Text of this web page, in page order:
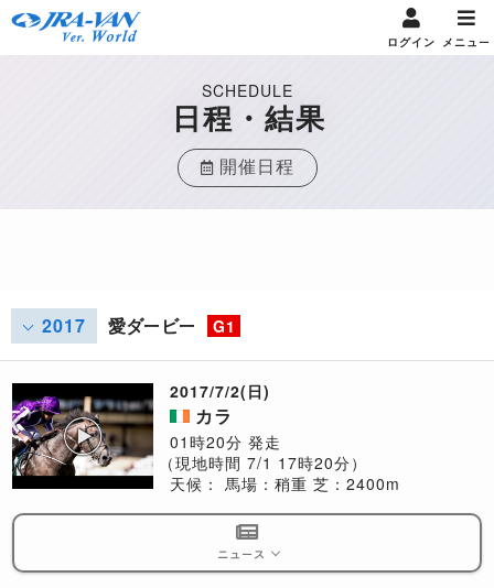
ログイン メニュー
SCHEDULE
日程・結果
開催日程
2017 愛ダービー G1
2017/7/2(日)
カラ
01時20分 発走
（現地時間 7/1 17時20分）
天候： 馬場：稍重 芝：2400m
ニュース